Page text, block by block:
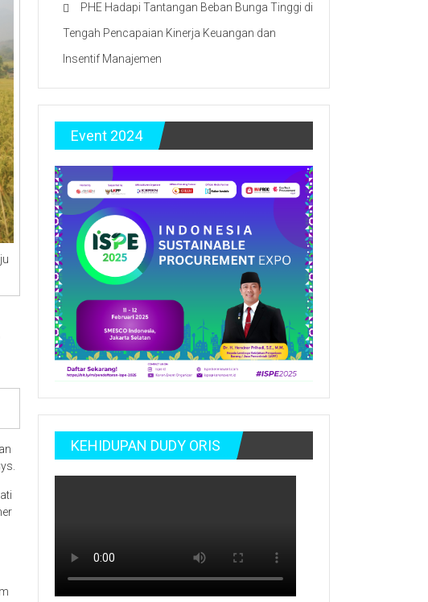
PHE Hadapi Tantangan Beban Bunga Tinggi di
Tengah Pencapaian Kinerja Keuangan dan
Insentif Manajemen
Event 2024
KEHIDUPAN DUDY ORIS